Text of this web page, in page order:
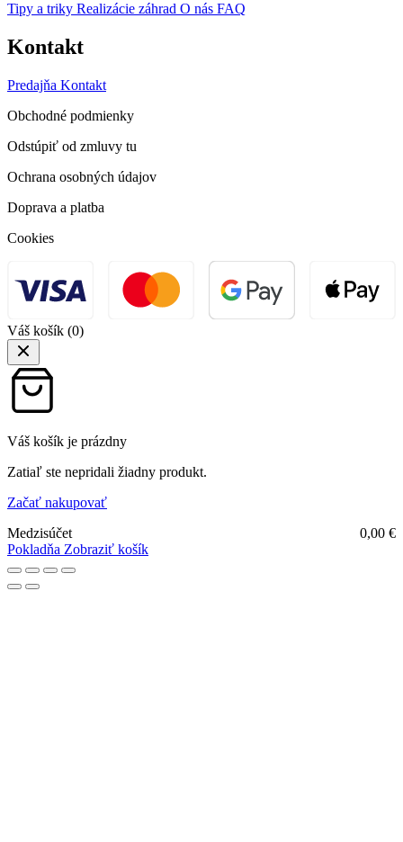
Tipy a triky Realizácie záhrad O nás FAQ
Kontakt
Predajňa Kontakt
Obchodné podmienky
Odstúpiť od zmluvy tu
Ochrana osobných údajov
Doprava a platba
Cookies
Váš košík (0)
Váš košík je prázdny
Zatiaľ ste nepridali žiadny produkt.
Začať nakupovať
Medzisúčet
0,00 €
Pokladňa Zobraziť košík